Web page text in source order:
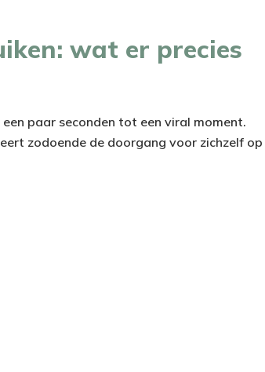
wat er precies
paar seconden tot een viral moment.
zodoende de doorgang voor zichzelf op